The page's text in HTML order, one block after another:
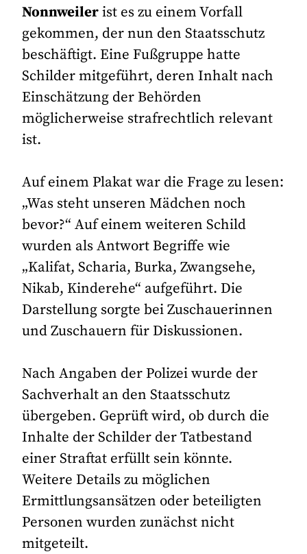
Nonnweilerist es zu einem Vorfall
gekommen, der nun den Staatsschutz
beschäftigt. Eine Fußgruppe hatte
Schilder mitgeführt, deren Inhalt nach
Einschätzung der Behörden
möglicherweise strafrechtlich relevant
ist.
Auf einem Plakat war die Frage zu lesen:
„Was steht unseren Mädchen noch
bevor?“ Auf einem weiteren Schild
wurden als Antwort Begriffe wie
„Kalifat, Scharia, Burka, Zwangsehe,
Nikab, Kinderehe“ aufgeführt. Die
Darstellung sorgte bei Zuschauerinnen
und Zuschauern für Diskussionen.
Nach Angaben der Polizei wurde der
Sachverhalt an den Staatsschutz
übergeben. Geprüft wird, ob durch die
Inhalte der Schilder der Tatbestand
einer Straftat erfüllt sein könnte.
Weitere Details zu möglichen
Ermittlungsansätzen oder beteiligten
Personen wurden zunächst nicht
mitgeteilt.